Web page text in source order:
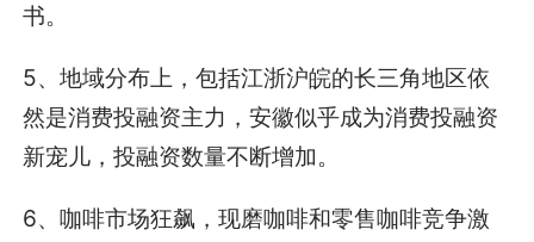
书。
5、地域分布上，包括江浙沪皖的长三角地区依
然是消费投融资主力，安徽似乎成为消费投融资
新宠儿，投融资数量不断增加。
6、咖啡市场狂飙，现磨咖啡和零售咖啡竞争激